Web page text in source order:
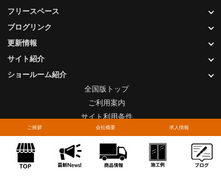
ご挨拶 会社概要 求人情報
更新情報
サイト紹介
ショールーム紹介
フリースペース
ブログリンク
全国版トップ
ご利用案内
サイト利用条件
プライバシーポリシー
関連リンク
お問い合わせについて